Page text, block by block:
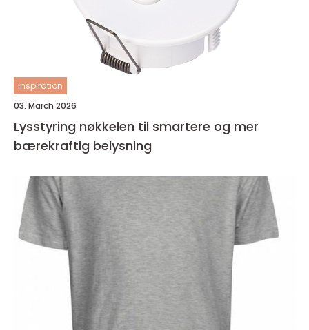
inspiration
03. March 2026
Lysstyring nøkkelen til smartere og mer
bærekraftig belysning